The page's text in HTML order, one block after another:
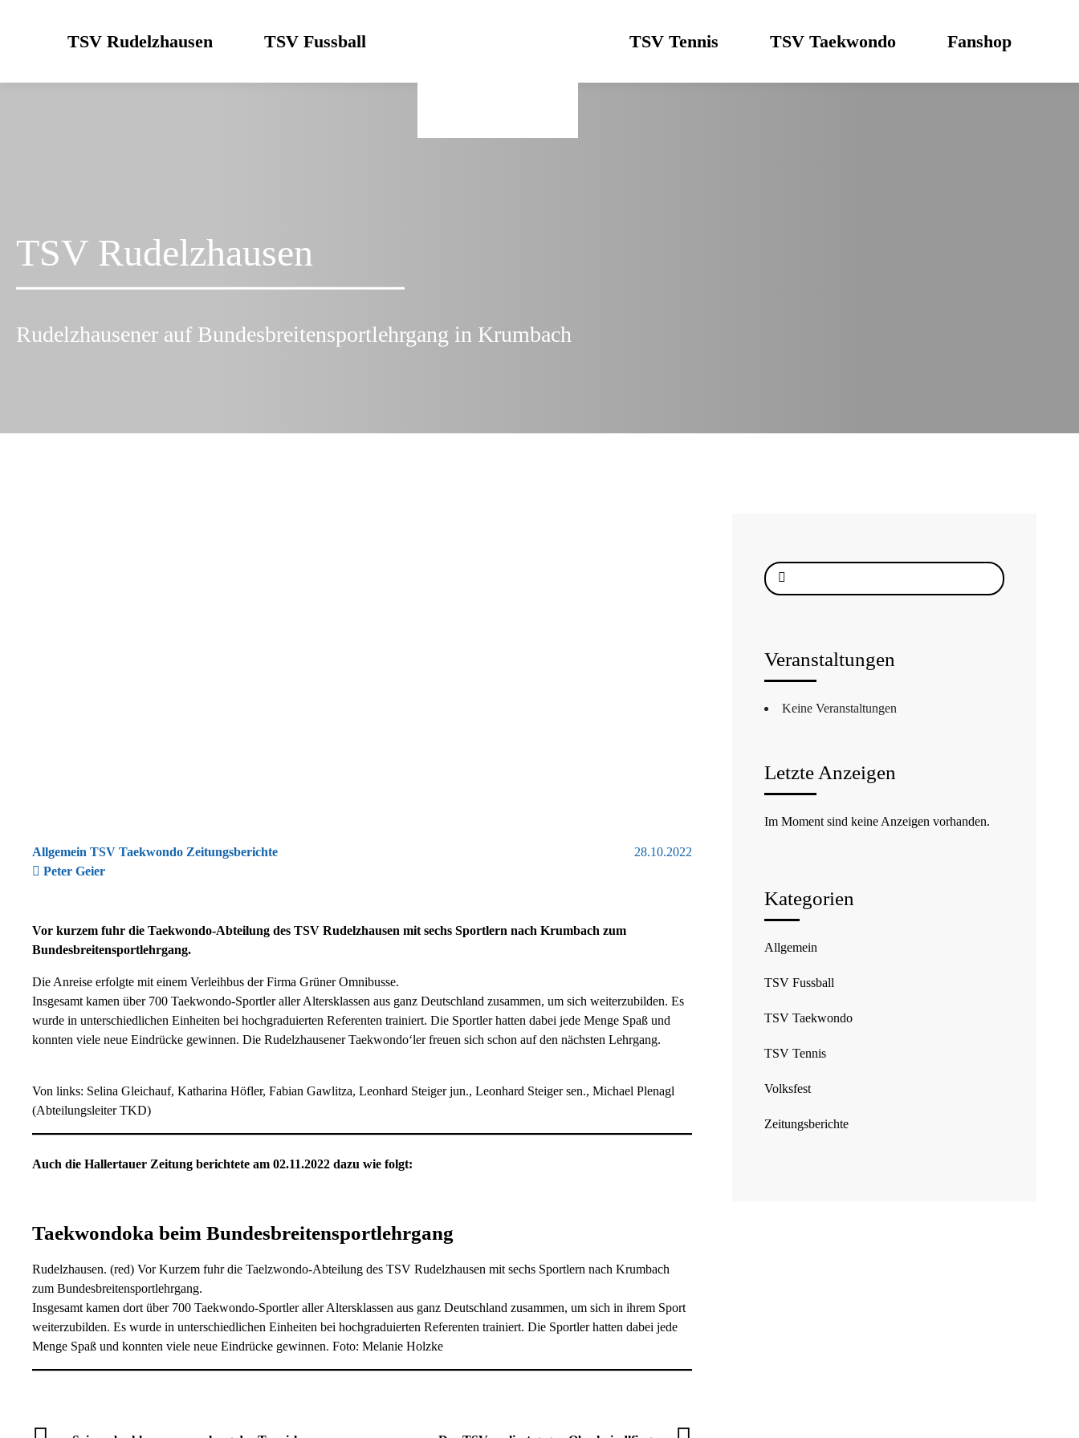
TSV Rudelzhausen TSV Fussball TSV Tennis TSV Taekwondo Fanshop
TSV Rudelzhausen
Rudelzhausener auf Bundesbreitensportlehrgang in Krumbach
Allgemein TSV Taekwondo Zeitungsberichte
Peter Geier
28.10.2022
Vor kurzem fuhr die Taekwondo-Abteilung des TSV Rudelzhausen mit sechs Sportlern nach Krumbach zum
Bundesbreitensportlehrgang.
Die Anreise erfolgte mit einem Verleihbus der Firma Grüner Omnibusse.
Insgesamt kamen über 700 Taekwondo-Sportler aller Altersklassen aus ganz Deutschland zusammen, um sich weiterzubilden. Es
wurde in unterschiedlichen Einheiten bei hochgraduierten Referenten trainiert. Die Sportler hatten dabei jede Menge Spaß und
konnten viele neue Eindrücke gewinnen. Die Rudelzhausener Taekwondo‘ler freuen sich schon auf den nächsten Lehrgang.
Von links: Selina Gleichauf, Katharina Höfler, Fabian Gawlitza, Leonhard Steiger jun., Leonhard Steiger sen., Michael Plenagl
(Abteilungsleiter TKD)
Auch die Hallertauer Zeitung berichtete am 02.11.2022 dazu wie folgt:
Taekwondoka beim Bundesbreitensportlehrgang
Rudelzhausen. (red) Vor Kurzem fuhr die Taelzwondo-Abteilung des TSV Rudelzhausen mit sechs Sportlern nach Krumbach
zum Bundesbreitensportlehrgang.
Insgesamt kamen dort über 700 Taekwondo-Sportler aller Altersklassen aus ganz Deutschland zusammen, um sich in ihrem Sport
weiterzubilden. Es wurde in unterschiedlichen Einheiten bei hochgraduierten Referenten trainiert. Die Sportler hatten dabei jede
Menge Spaß und konnten viele neue Eindrücke gewinnen. Foto: Melanie Holzke
Suche
nach:
Veranstaltungen
Keine Veranstaltungen
Letzte Anzeigen
Im Moment sind keine Anzeigen vorhanden.
Kategorien
Allgemein
TSV Fussball
TSV Taekwondo
TSV Tennis
Volksfest
Zeitungsberichte